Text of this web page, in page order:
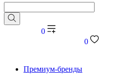
0
0
Премиум-бренды